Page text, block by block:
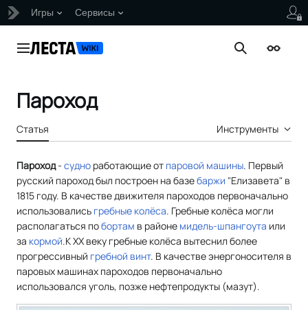
Игры Сервисы
Главное меню Поиск
Пароход
Статья Инструменты
Пароход- судно работающие от паровой машины. Первый
русский пароход был построен на базебаржи "Елизавета" в
1815 году. В качестве движителя пароходов первоначально
использовались гребные колёса. Гребные колёса могли
располагаться побортам в районе мидель-шпангоута или
за кормой.К XX веку гребные колёса вытеснил более
прогрессивный гребной винт. В качестве энергоносителя в
паровых машинах пароходов первоначально
использовался уголь, позже нефтепродукты (мазут).